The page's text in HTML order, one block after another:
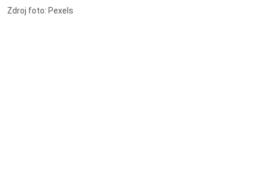
Zdroj foto: Pexels